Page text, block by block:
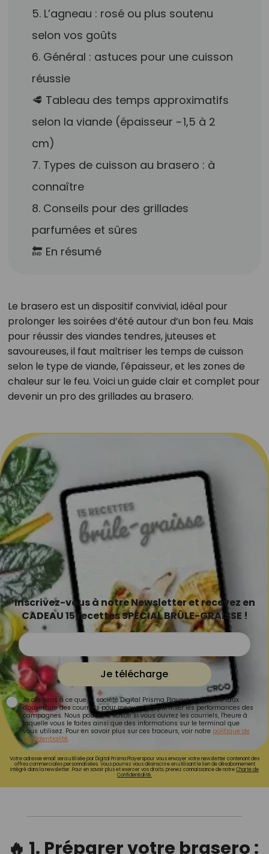
5. L’agneau : rosé ou plus soutenu
selon vos goûts
6. Général : astuces pour une cuisson
réussie
🥩 Tableau des temps approximatifs
selon la viande (épaisseur ~ 1,5 à 2
cm)
7. Types de cuisson au brasero : à
connaître
8. Conseils pour des grillades
parfumées et sûres
🔚 En résumé
Le brasero est un dispositif convivial, idéal pour
prolonger les soirées d’été autour d’un bon feu. Mais
pour réussir des viandes tendres, juteuses et
savoureuses, il faut maîtriser les temps de cuisson
selon le type de viande, l'épaisseur, et les zones de
chaleur sur le feu. Voici un guide clair et complet pour
devenir un pro des grillades au brasero.
Inscrivez-vous à notre Newsletter et recevez en
CADEAU 15 recettes SPÉCIAL BRÛLE-GRAISSE !
Je télécharge
Je consens à ce que la société Digital Prisma Players analyse le taux
d'ouverture des courriels pour mesurer et optimiser les performances des
campagnes. Nous pourrons savoir si vous ouvrez les courriels, l'heure à
laquelle vous le faites ainsi que des informations sur le terminal que
vous utilisez. Pour en savoir plus sur ces traceurs, voir notre politique de
confidentialité.
Votre adresse email sera utilisée par Digital Prisma Playerspour vous envoyer votre newsletter contenant des
offres commerciales personnalisées. Vous pourrez vous désinscrire en utilisant le lien de désabonnement
intégré dans la newsletter. Pour en savoir plus et exercer vos droits, prenez connaissance de notreCharte de
Confidentialité.
🔥 1. Préparer votre brasero :